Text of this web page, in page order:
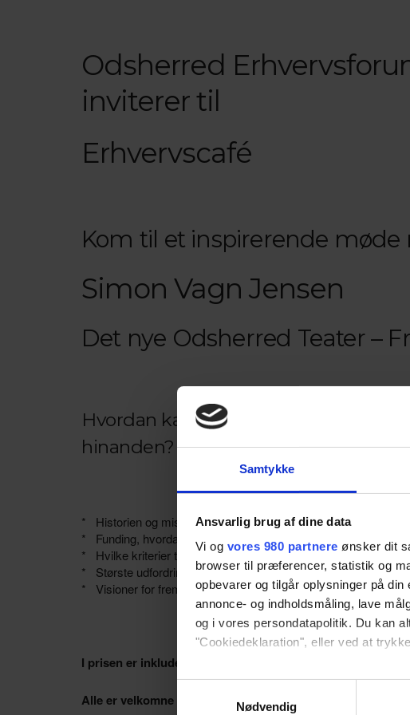
Samtykke
Ansvarlig brug af dine data
Vi og vores 980 partnere ønsker dit
browser til præferencer, statistik og
opbevarer og tilgår oplysninger på
annonce- og indholdsmåling, lave
og i vores persondatapolitik. Du kan
"Cookiedeklaration", eller ved at
Dine valg anvendes på hele websitet.
Nødvendig
Odsherred
inviterer til
Erhvervscafé
Kom til et inspirerende
Simon Vagn Jensen
Det nye Odsherred Teater –
Hvordan kan erhvervsliv og kultur
hinanden?
* Historien og missionen bag idéen?
* Funding, hvordan skaffes den?
* Hvilke kriterier tæller i forhold til udvælgelsen af
* Største udfordring og største succes undervejs?
* Visioner for fremtiden?
I prisen er inkluderet Brunchbuffet, kaffe/the, foredrag og
Alle er velkomne